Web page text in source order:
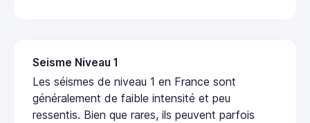
Seisme Niveau 1
Les séismes de niveau 1 en France sont
généralement de faible intensité et peu
ressentis. Bien que rares, ils peuvent parfois